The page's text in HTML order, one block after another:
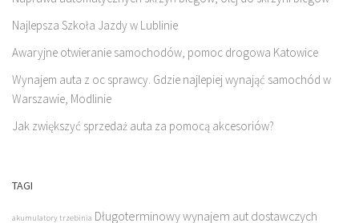
Najlepsza Szkoła Jazdy w Lublinie
Awaryjne otwieranie samochodów, pomoc drogowa Katowice
Wynajem auta z oc sprawcy. Gdzie najlepiej wynająć samochód w
Warszawie, Modlinie
Jak zwiększyć sprzedaż auta za pomocą akcesoriów?
TAGI
akumulatory trzebinia Długoterminowy wynajem aut dostawczych